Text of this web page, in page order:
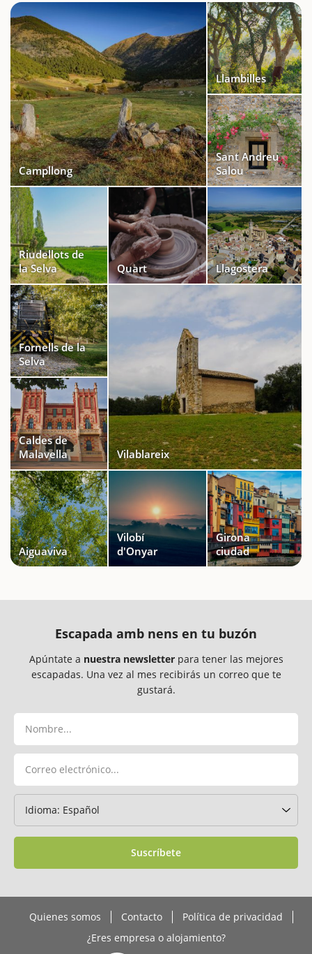
Campllong
Llambilles
Sant Andreu
Salou
Riudellots de
la Selva
Quart Llagostera
Fornells de la
Selva
Caldes de
Malavella
Vilablareix
Aiguaviva
Vilobí
d'Onyar
Girona
ciudad
Escapada amb nens en tu buzón
Apúntate a nuestra newsletterpara tener las mejores
escapadas. Una vez al mes recibirás un correo que te
gustará.
Suscríbete
Quienes somos Contacto
Política de privacidad
¿Eres empresa o alojamiento?